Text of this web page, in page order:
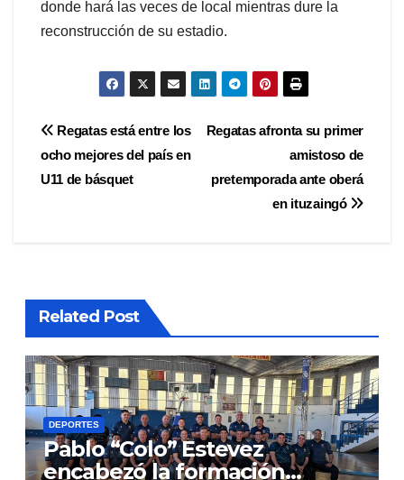
donde hará las veces de local mientras dure la
reconstrucción de su estadio.
Navegación
de
Regatas afronta su primer
amistoso de
pretemporada ante oberá
en ituzaingó
Regatas está entre los
ocho mejores del país en
U11 de básquet
Related Post
DEPORTES
Pablo “Colo” Estevez
encabezó la formación